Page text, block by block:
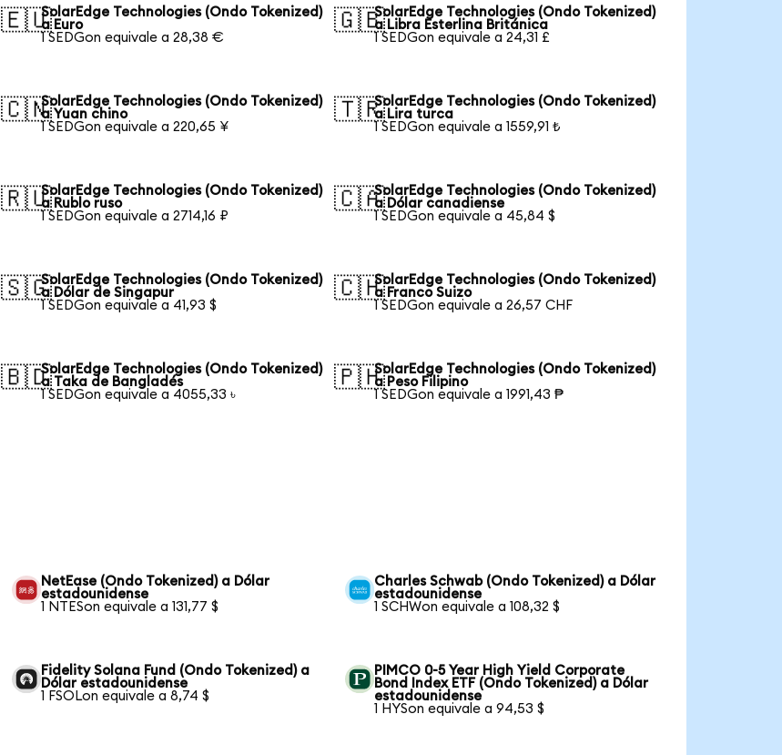
🇪🇺SolarEdge Technologies (Ondo Tokenized)
a Euro
1 SEDGon equivale a 28,38 €
🇬🇧SolarEdge Technologies (Ondo Tokenized)
a Libra Esterlina Británica
1 SEDGon equivale a 24,31 £
🇨🇳SolarEdge Technologies (Ondo Tokenized)
a Yuan chino
1 SEDGon equivale a 220,65 ¥
🇹🇷SolarEdge Technologies (Ondo Tokenized)
a Lira turca
1 SEDGon equivale a 1559,91 ₺
🇷🇺SolarEdge Technologies (Ondo Tokenized)
a Rublo ruso
1 SEDGon equivale a 2714,16 ₽
🇨🇦SolarEdge Technologies (Ondo Tokenized)
a Dólar canadiense
1 SEDGon equivale a 45,84 $
🇸🇬SolarEdge Technologies (Ondo Tokenized)
a Dólar de Singapur
1 SEDGon equivale a 41,93 $
🇨🇭SolarEdge Technologies (Ondo Tokenized)
a Franco Suizo
1 SEDGon equivale a 26,57 CHF
🇧🇩SolarEdge Technologies (Ondo Tokenized)
a Taka de Bangladés
1 SEDGon equivale a 4055,33 ৳
🇵🇭SolarEdge Technologies (Ondo Tokenized)
a Peso Filipino
1 SEDGon equivale a 1991,43 ₱
NetEase (Ondo Tokenized) a Dólar
estadounidense
1 NTESon equivale a 131,77 $
Charles Schwab (Ondo Tokenized) a Dólar
estadounidense
1 SCHWon equivale a 108,32 $
Fidelity Solana Fund (Ondo Tokenized) a
Dólar estadounidense
1 FSOLon equivale a 8,74 $
PIMCO 0-5 Year High Yield Corporate
Bond Index ETF (Ondo Tokenized) a Dólar
estadounidense
1 HYSon equivale a 94,53 $